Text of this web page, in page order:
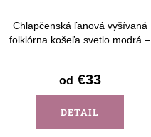
Chlapčenská ľanová vyšívaná
folklórna košeľa svetlo modrá –
od €33
DETAIL